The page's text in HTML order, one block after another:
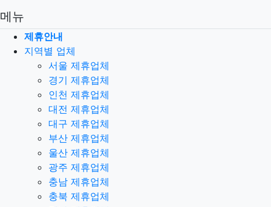
메뉴
제휴안내
지역별 업체
서울 제휴업체
경기 제휴업체
인천 제휴업체
대전 제휴업체
대구 제휴업체
부산 제휴업체
울산 제휴업체
광주 제휴업체
충남 제휴업체
충북 제휴업체